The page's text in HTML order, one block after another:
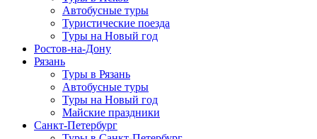
Автобусные туры
Туристические поезда
Туры на Новый год
Ростов-на-Дону
Рязань
Туры в Рязань
Автобусные туры
Туры на Новый год
Майские праздники
Санкт-Петербург